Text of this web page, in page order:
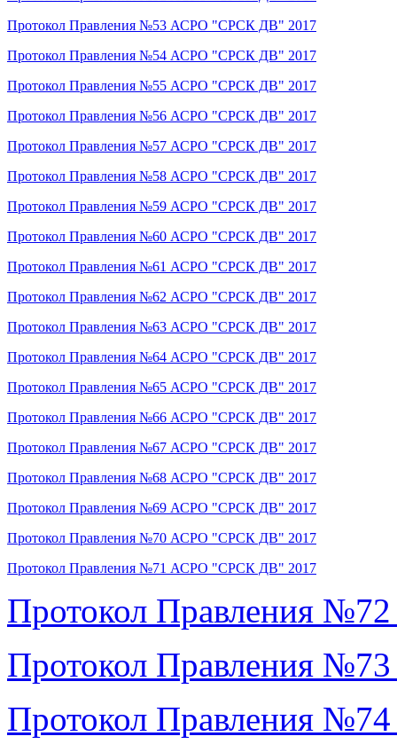
Протокол Правления №53 АСРО "СРСК ДВ" 2017
Протокол Правления №54 АСРО "СРСК ДВ" 2017
Протокол Правления №55 АСРО "СРСК ДВ" 2017
Протокол Правления №56 АСРО "СРСК ДВ" 2017
Протокол Правления №57 АСРО "СРСК ДВ" 2017
Протокол Правления №58 АСРО "СРСК ДВ" 2017
Протокол Правления №59 АСРО "СРСК ДВ" 2017
Протокол Правления №60 АСРО "СРСК ДВ" 2017
Протокол Правления №61 АСРО "СРСК ДВ" 2017
Протокол Правления №62 АСРО "СРСК ДВ" 2017
Протокол Правления №63 АСРО "СРСК ДВ" 2017
Протокол Правления №64 АСРО "СРСК ДВ" 2017
Протокол Правления №65 АСРО "СРСК ДВ" 2017
Протокол Правления №66 АСРО "СРСК ДВ" 2017
Протокол Правления №67 АСРО "СРСК ДВ" 2017
Протокол Правления №68 АСРО "СРСК ДВ" 2017
Протокол Правления №69 АСРО "СРСК ДВ" 2017
Протокол Правления №70 АСРО "СРСК ДВ" 2017
Протокол Правления №71 АСРО "СРСК ДВ" 2017
Протокол Правления
Протокол Правления
Протокол Правления